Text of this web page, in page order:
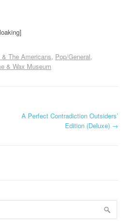
The Americans Pop/General
& Wax Museum
A Perfect Contradiction Outsiders’
Edition (Deluxe) →